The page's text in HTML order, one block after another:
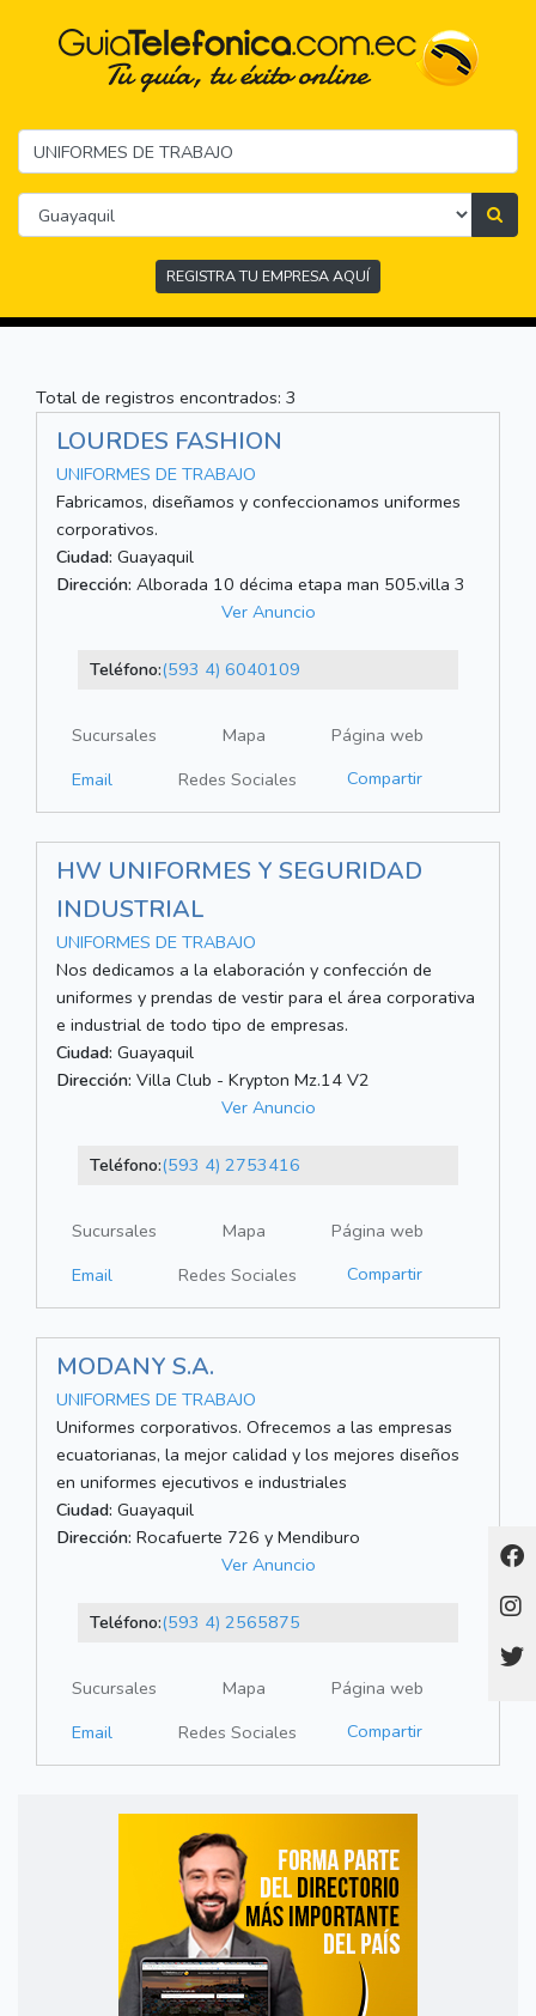
REGISTRA TU EMPRESA AQUÍ
Total de registros encontrados: 3
LOURDES FASHION
UNIFORMES DE TRABAJO
Fabricamos, diseñamos y confeccionamos uniformes
corporativos.
Ciudad: Guayaquil
Dirección: Alborada 10 décima etapa man 505.villa 3
Ver Anuncio
Teléfono:(593 4) 6040109
Sucursales Mapa
Página web
Email
Redes Sociales Compartir
HW UNIFORMES Y SEGURIDAD
INDUSTRIAL
UNIFORMES DE TRABAJO
Nos dedicamos a la elaboración y confección de
uniformes y prendas de vestir para el área corporativa
e industrial de todo tipo de empresas.
Ciudad: Guayaquil
Dirección: Villa Club - Krypton Mz.14 V2
Ver Anuncio
Teléfono:(593 4) 2753416
Sucursales Mapa
Página web
Email
Redes Sociales Compartir
MODANY S.A.
UNIFORMES DE TRABAJO
Uniformes corporativos. Ofrecemos a las empresas
ecuatorianas, la mejor calidad y los mejores diseños
en uniformes ejecutivos e industriales
Ciudad: Guayaquil
Dirección: Rocafuerte 726 y Mendiburo
Ver Anuncio
Teléfono:(593 4) 2565875
Sucursales Mapa
Página web
Email
Redes Sociales Compartir